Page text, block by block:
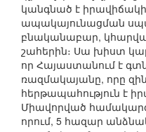
կանգնած է
ապակայունացման
բնականաբար,
շահերին։ Սա խիստ
որ Հայաստանում է
ռազմակայանը, որը
հերթապահություն է
Միավորված
որում, 5 հազար